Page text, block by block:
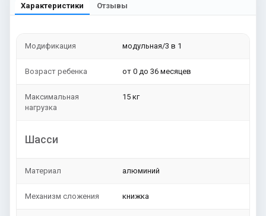
Характеристики Отзывы
Модификация модульная/3 в 1
Возраст ребенка от 0 до 36 месяцев
Максимальная
нагрузка
15 кг
Шасси
Материал алюминий
Механизм сложения книжка